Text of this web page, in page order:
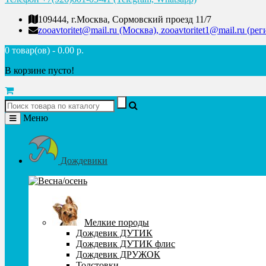
109444, г.Москва, Сормовский проезд 11/7
zooavtoritet@mail.ru (Москва), zooavtoritet1@mail.ru
0 товар(ов) - 0.00 р.
В корзине пусто!
Меню
Дождевики
Мелкие породы
Дождевик ДУТИК
Дождевик ДУТИК флис
Дождевик ДРУЖОК